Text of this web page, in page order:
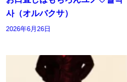
사（オルバクサ）
2026年6月26日